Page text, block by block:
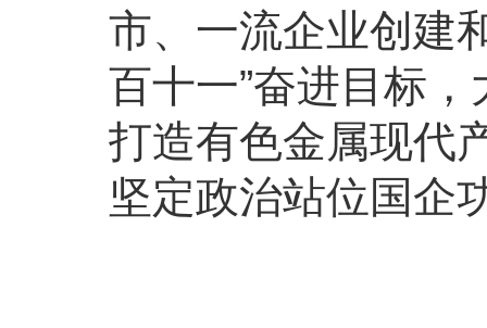
市、一流企业创建
百十一”奋进目标
打造有色金属现代
坚定政治站位国企